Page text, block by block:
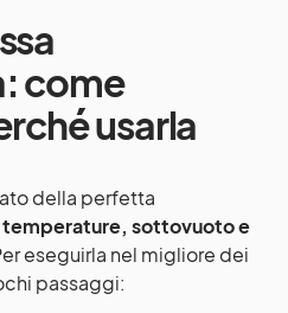
come
usarla
della perfetta
temperature, sottovuoto e
eseguirla nel migliore dei
passaggi: